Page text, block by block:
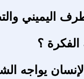
اليميني
؟
يواجه